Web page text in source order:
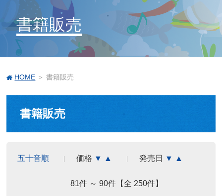
書籍販売
HOME ＞ 書籍販売
書籍販売
五十音順 価格 ▼ ▲ 発売日 ▼ ▲
81件 ～ 90件【全 250件】